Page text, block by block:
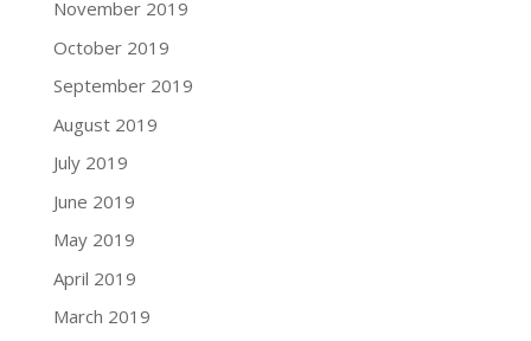
November 2019
October 2019
September 2019
August 2019
July 2019
June 2019
May 2019
April 2019
March 2019